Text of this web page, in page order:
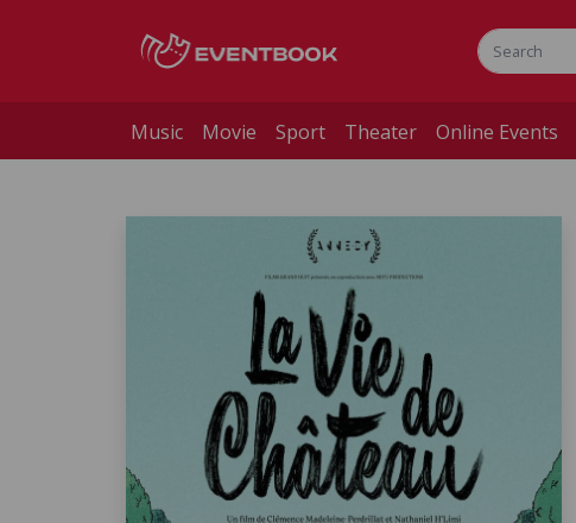
Music Movie Sport Theater Online Events